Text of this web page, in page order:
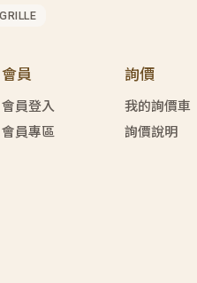
GRILLE
會員
會員登入
會員專區
詢價
我的詢價車
詢價說明